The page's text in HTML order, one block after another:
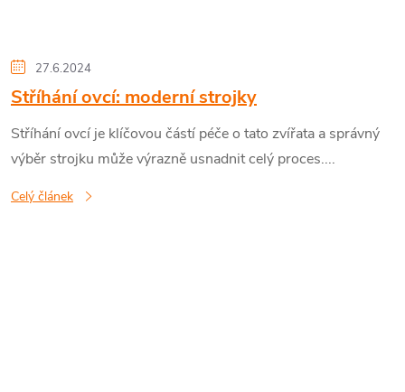
27.6.2024
Stříhání ovcí: moderní strojky
Stříhání ovcí je klíčovou částí péče o tato zvířata a správný
výběr strojku může výrazně usnadnit celý proces....
Celý článek